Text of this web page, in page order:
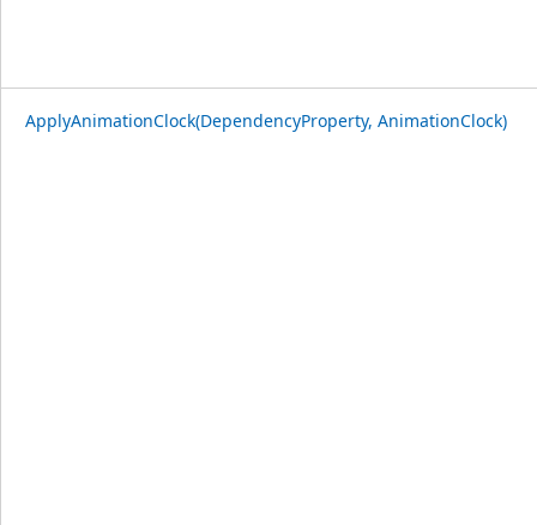
ApplyAnimationClock(DependencyProperty, AnimationClock)